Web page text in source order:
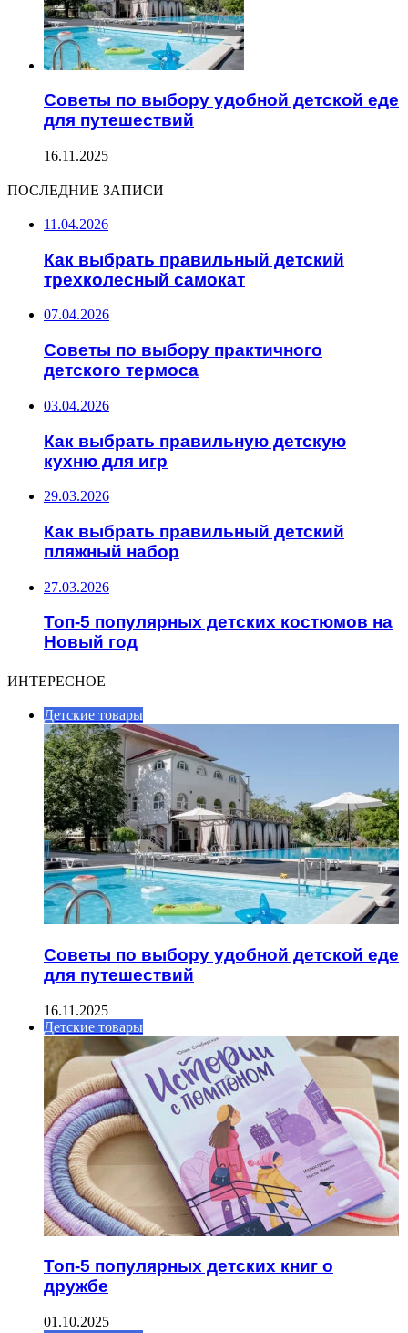
Советы по выбору удобной детской еде
для путешествий
16.11.2025
ПОСЛЕДНИЕ ЗАПИСИ
11.04.2026
Как выбрать правильный детский
трехколесный самокат
07.04.2026
Советы по выбору практичного
детского термоса
03.04.2026
Как выбрать правильную детскую
кухню для игр
29.03.2026
Как выбрать правильный детский
пляжный набор
27.03.2026
Топ-5 популярных детских костюмов на
Новый год
ИНТЕРЕСНОЕ
Детские товары
Советы по выбору удобной детской еде
для путешествий
16.11.2025
Детские товары
Топ-5 популярных детских книг о
дружбе
01.10.2025